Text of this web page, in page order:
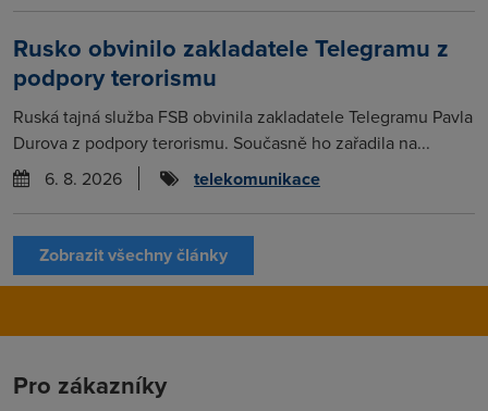
Rusko obvinilo zakladatele Telegramu z
podpory terorismu
Ruská tajná služba FSB obvinila zakladatele Telegramu Pavla
Durova z podpory terorismu. Současně ho zařadila na...
6. 8. 2026
telekomunikace
Zobrazit všechny články
Pro zákazníky